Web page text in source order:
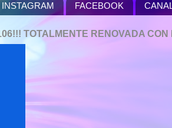
INSTAGRAM FACEBOOK
TOTALMENTE RENOVADA CON